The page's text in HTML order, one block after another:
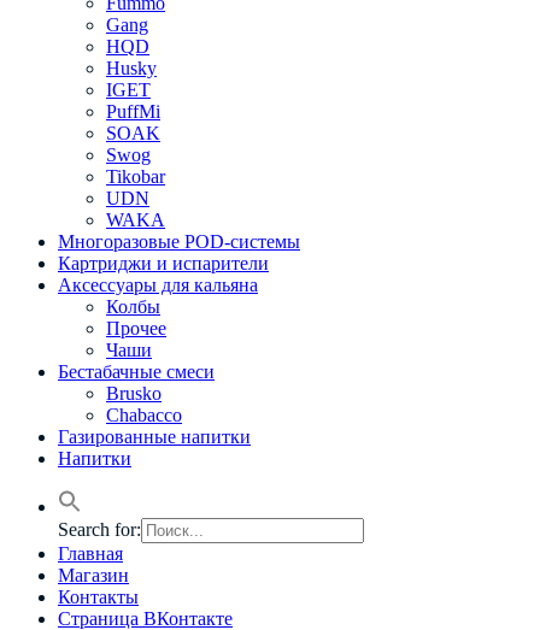
Gang
HQD
Husky
IGET
PuffMi
SOAK
Swog
Tikobar
UDN
WAKA
Многоразовые POD-системы
Картриджи и испарители
Аксессуары для кальяна
Колбы
Прочее
Чаши
Бестабачные смеси
Brusko
Chabacco
Газированные напитки
Напитки
Search for:
Главная
Магазин
Контакты
Страница ВКонтакте